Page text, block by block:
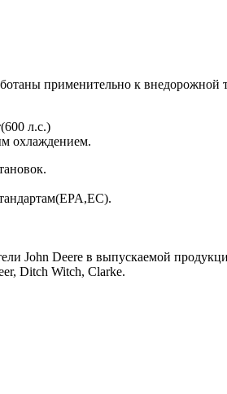
применительно к внедорожной
л.с.)
охлаждением.
John Deere в выпускаемой
Ditch Witch, Clarke.